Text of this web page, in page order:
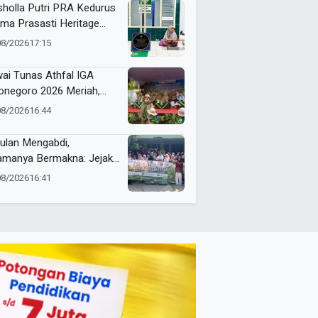
Putri PRA Kedurus
Prasasti Heritage
Jadi
Saleh
202617:15
Tunas Athfal IGA
2026 Meriah,
Semangat Anak
202616:44
Mengabdi,
Bermakna: Jejak
Umsura di Wonorejo
202616:41